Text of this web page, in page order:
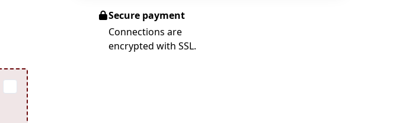
Secure payment
Connections are
encrypted with SSL.